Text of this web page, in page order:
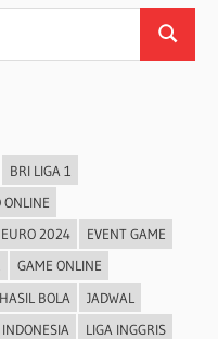
Search
BRI LIGA 1
ONLINE
EURO 2024
EVENT GAME
GAME ONLINE
HASIL BOLA
JADWAL
INDONESIA
LIGA INGGRIS